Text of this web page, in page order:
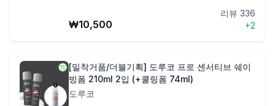
₩10,500
리뷰 336
+2
[밀착거품/더블기획] 도루코 프로 센서티브 쉐이
빙폼 210ml 2입 (+쿨링폼 74ml)
도루코